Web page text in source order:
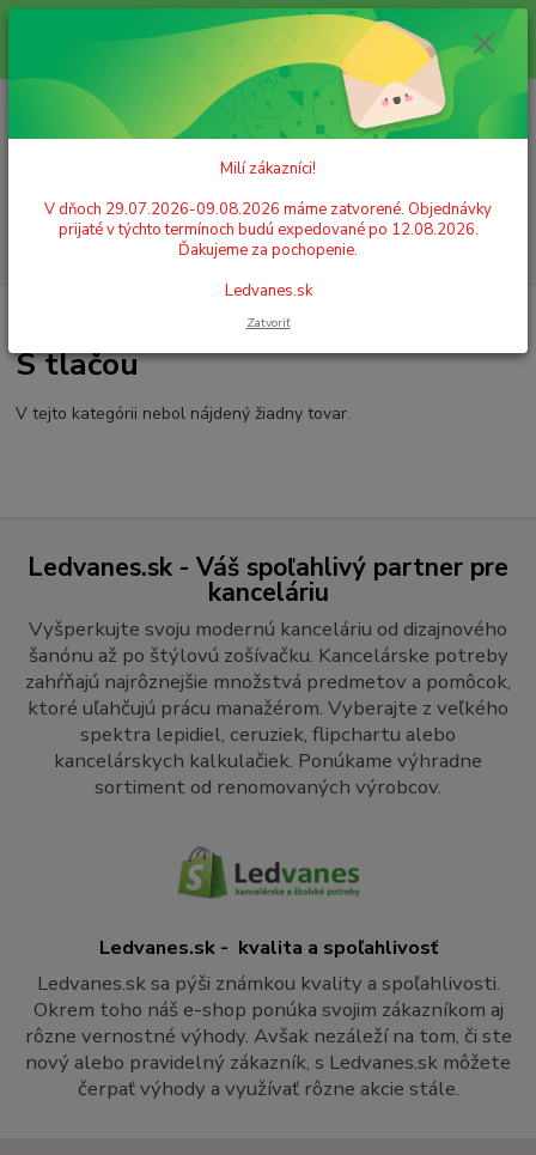
Milí zákazníci! V dňoch 29.07.2026-09.08.2026 máme zatvorené.
Objednávky prijaté v týchto termínoch budú expedované po 12.08.2026.
Ďakujeme za pochopenie. Ledvanes.sk
+421 908 755 958
Po. - Pia. od 9:00 hod. - 16:00 hod.
za0,00 EUR
S tlačou
V tejto kategórii nebol nájdený žiadny tovar.
Ledvanes.sk - Váš spoľahlivý partner pre
kanceláriu
Vyšperkujte svoju modernú kanceláriu od dizajnového
šanónu až po štýlovú zošívačku. Kancelárske potreby
zahŕňajú najrôznejšie množstvá predmetov a pomôcok,
ktoré uľahčujú prácu manažérom. Vyberajte z veľkého
spektra lepidiel, ceruziek, flipchartu alebo
kancelárskych kalkulačiek. Ponúkame výhradne
sortiment od renomovaných výrobcov.
Ledvanes.sk - kvalita a spoľahlivosť
Ledvanes.sk sa pýši známkou kvality a spoľahlivosti.
Okrem toho náš e-shop ponúka svojim zákazníkom aj
rôzne vernostné výhody. Avšak nezáleží na tom, či ste
nový alebo pravidelný zákazník, s Ledvanes.sk môžete
čerpať výhody a využívať rôzne akcie stále.
Milí zákazníci!
V dňoch 29.07.2026-09.08.2026 máme zatvorené. Objednávky
prijaté v týchto termínoch budú expedované po 12.08.2026.
Ďakujeme za pochopenie.
Ledvanes.sk
Zatvoriť